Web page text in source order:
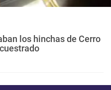
los hinchas de Cerro